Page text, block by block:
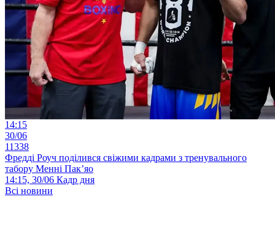
14:15
30/06
11338
Фредді Роуч поділився свіжими кадрами з тренувального
табору Менні Пак’яо
14:15, 30/06 Кадр дня
Всі новини